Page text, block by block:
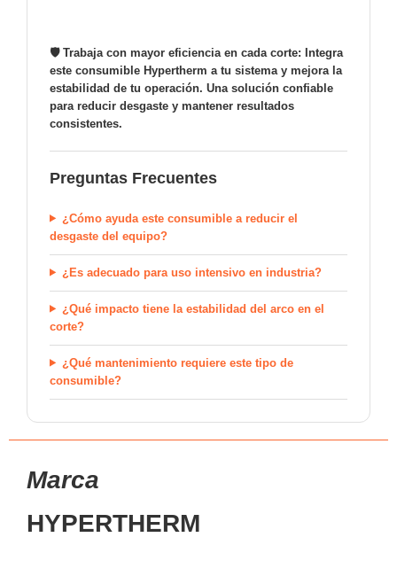
🛡️ Trabaja con mayor eficiencia en cada corte: Integra
este consumible Hypertherm a tu sistema y mejora la
estabilidad de tu operación. Una solución confiable
para reducir desgaste y mantener resultados
consistentes.
Preguntas Frecuentes
¿Cómo ayuda este consumible a reducir el
desgaste del equipo?
¿Es adecuado para uso intensivo en industria?
¿Qué impacto tiene la estabilidad del arco en el
corte?
¿Qué mantenimiento requiere este tipo de
consumible?
Marca
HYPERTHERM